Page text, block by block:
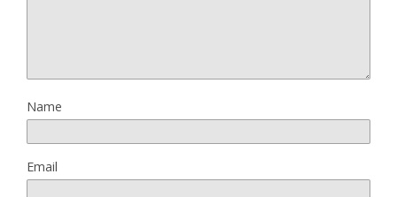
Name
Email